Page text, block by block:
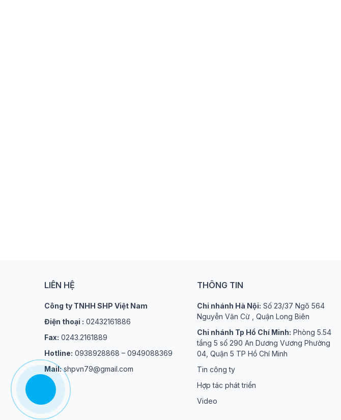
LIÊN HỆ
Công ty TNHH SHP Việt Nam
Điện thoại : 02432161886
Fax: 0243.2161889
Hotline: 0938928868 – 0949088369
Mail:shpvn79@gmail.com
THÔNG TIN
Chi nhánh Hà Nội: Số 23/37 Ngõ 564
Nguyễn Văn Cừ , Quận Long Biên
Chi nhánh Tp Hồ Chí Minh: Phòng 5.54
tầng 5 số 290 An Dương Vương Phường
04, Quận 5 TP Hồ Chí Minh
Tin công ty
Hợp tác phát triển
Video